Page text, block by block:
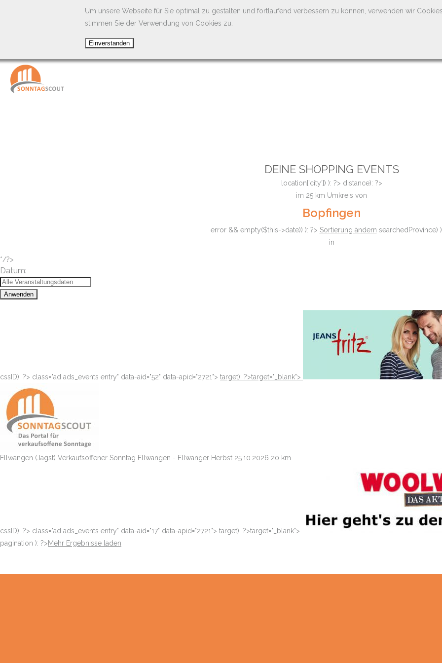
Um unsere Webseite für Sie optimal zu gestalten und fortlaufend verbessern zu können, verwenden wir
stimmen Sie der Verwendung von Cookies zu.
DEINE SHOPPING EVENTS
location['city']) ): ?> distance): ?>
im 25 km Umkreis von
Bopfingen
error && empty($this->date)) ): ?> Sortierung ändern searchedProvince)
in
*/?>
Datum:
Anwenden
cssID): ?> class="ad ads_events entry" data-aid="52" data-apid="2721"> target): ?>target="_blank">
Ellwangen (Jagst) Verkaufsoffener Sonntag Ellwangen - Ellwanger Herbst 25.10.2026 20 km
cssID): ?> class="ad ads_events entry" data-aid="17" data-apid="2721"> target): ?>target="_blank">
pagination ): ?>Mehr Ergebnisse laden